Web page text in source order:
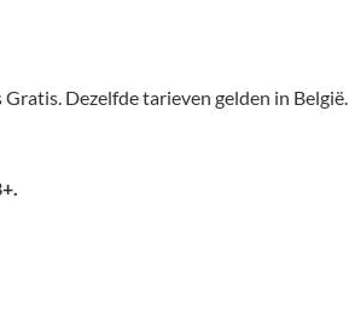
Dezelfde tarieven gelden in België.